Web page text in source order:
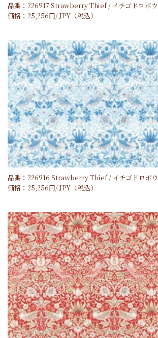
品番：226917 Strawberry Thief / イチゴドロボウ
価格： 25,256円/JPY （税込）
品番：226916 Strawberry Thief / イチゴドロボウ
価格： 25,256円/JPY （税込）